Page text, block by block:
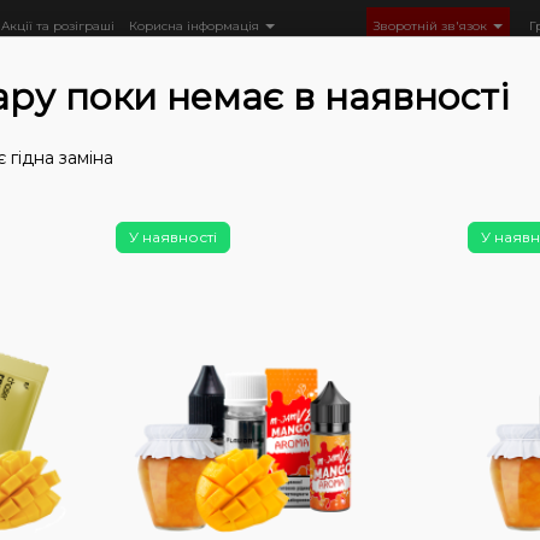
Акції та розіграші Корисна інформація Зворотній зв'язок
Рідина Flavorlab
мл)
0 0
поки немає в наявності
заміна
У наявності У